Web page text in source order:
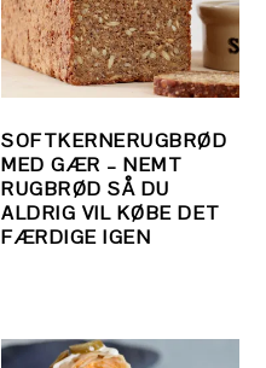
SOFTKERNERUGBRØD
MED GÆR – NEMT
RUGBRØD SÅ DU
ALDRIG VIL KØBE DET
FÆRDIGE IGEN